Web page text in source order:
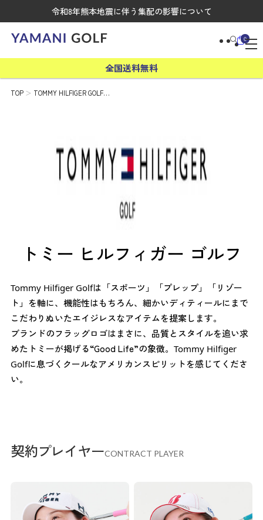
令和8年熊本地震に伴う集配の影響について
0
全国送料無料
TOP TOMMY HILFIGER GOLF…
トミー ヒルフィガー ゴルフ
Tommy Hilfiger Golfは「スポーツ」「プレップ」「リゾー
ト」を軸に、機能性はもちろん、細かいディティールにまで
こだわりぬいたエイジレスなアイテムを提案します。
ブランドのフラッグロゴはまさに、品質とスタイルを追い求
めたトミーが掲げる“Good Life”の象徴。 Tommy Hilfiger
Golfに息づくクールなアメリカンスピリットを感じてくださ
い。
契約プレイヤーCONTRACT PLAYER